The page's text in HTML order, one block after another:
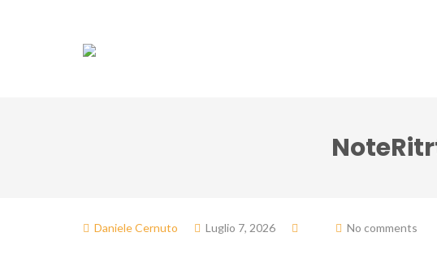
Daniele Cernuto Luglio 7, 2026 No comments